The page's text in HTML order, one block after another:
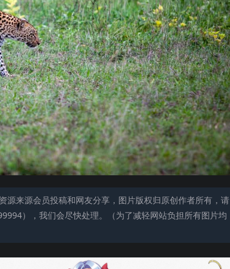
源来源会员投稿和网友分享，图片版权归原创作者所有，请
），我们会尽快处理。（为了减轻网站负担所有图片均